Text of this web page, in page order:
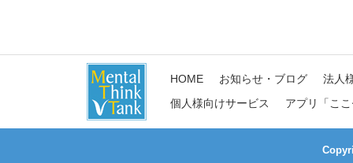
HOME お知らせ・ブログ
法人
個人様向けサービス
アプリ「こ